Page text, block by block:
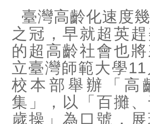
臺灣高齡化速度
之冠，早就超英
的超高齡社會也
立臺灣師範大學
校本部舉辦「高
集」，以「百攤
歲操」為口號，